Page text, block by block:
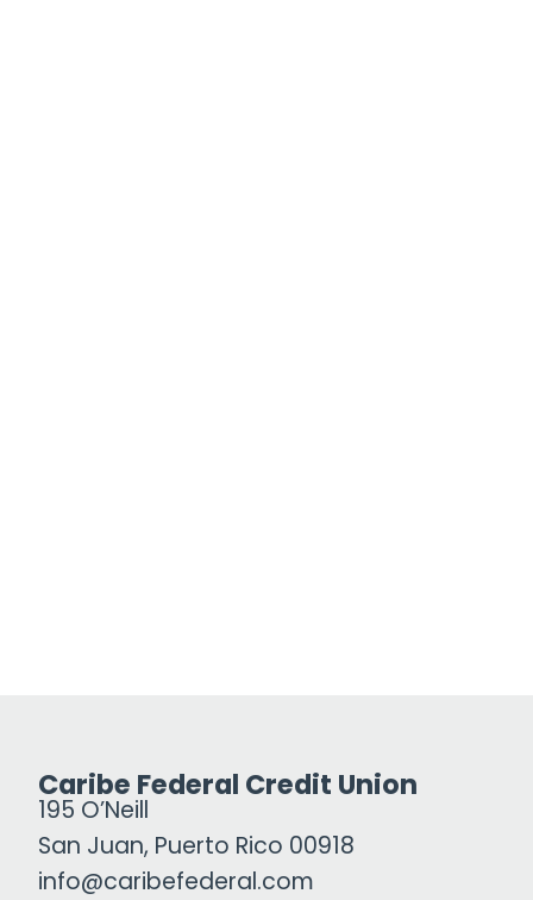
Caribe Federal Credit Union
195 O’Neill
San Juan, Puerto Rico 00918
info@caribefederal.com